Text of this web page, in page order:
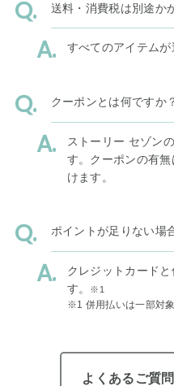
送料・消費税は別途か
すべてのアイテムが
クーポンとは何ですか
ストーリー セゾン
す。クーポンの有無
けます。
ポイントが足りない場
クレジットカード
す。
※1
※1 併用払いは一部対
よくあるご質